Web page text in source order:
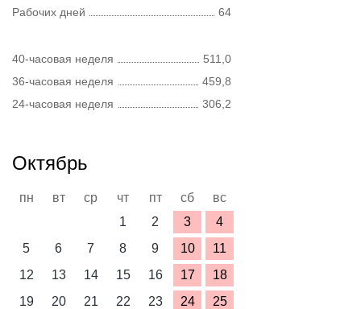
Рабочих дней
64
40-часовая неделя
511,0
36-часовая неделя
459,8
24-часовая неделя
306,2
Октябрь
пн вт ср чт пт сб
вс
1
2 3
4
5
6 7 8 9 10
11
12
13 14 15 16 17
18
19
20 21 22 23 24
25